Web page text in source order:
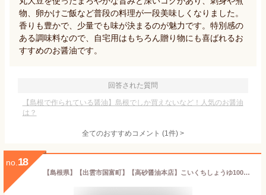
物、卵かけご飯など普段の料理が一段美味しくなりました。
香りも豊かで、少量でも味が決まるのが魅力です。特別感の
ある調味料なので、自宅用はもちろん贈り物にも喜ばれるお
すすめのお醤油です。
回答された質問
【島根で作られている醤油】島根でしか買えないなど！人気のお醤油
は？
全てのおすすめコメント (1件) >
no. 18
【島根県】【出雲市国富町】【高砂醤油本店】こいくちしょうゆ1000ml